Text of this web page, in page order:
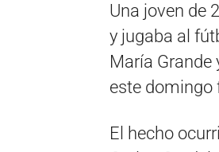
Una joven de
y jugaba al
María
este domingo
El hecho